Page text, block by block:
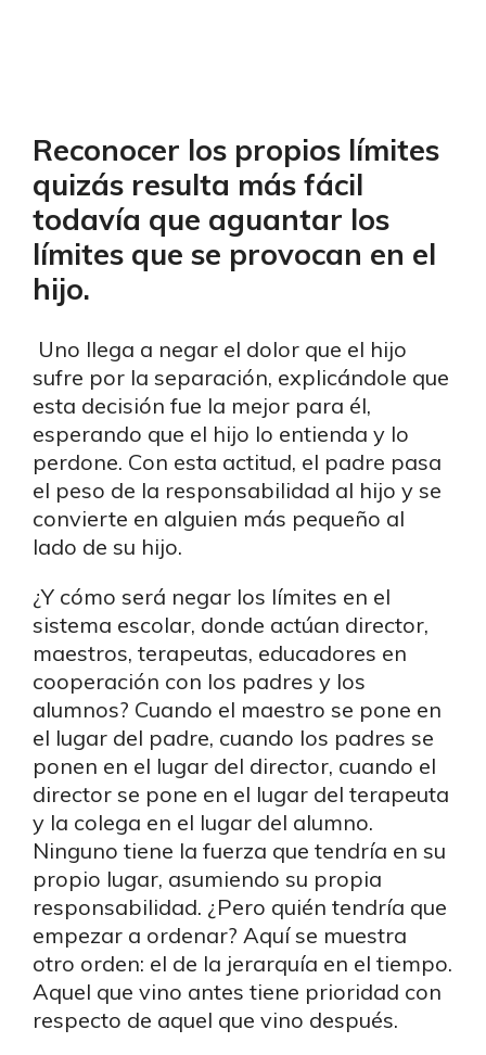
Reconocer los propios límites
quizás resulta más fácil
todavía que aguantar los
límites que se provocan en el
hijo.
Uno llega a negar el dolor que el hijo
sufre por la separación, explicándole que
esta decisión fue la mejor para él,
esperando que el hijo lo entienda y lo
perdone. Con esta actitud, el padre pasa
el peso de la responsabilidad al hijo y se
convierte en alguien más pequeño al
lado de su hijo.
¿Y cómo será negar los límites en el
sistema escolar, donde actúan director,
maestros, terapeutas, educadores en
cooperación con los padres y los
alumnos? Cuando el maestro se pone en
el lugar del padre, cuando los padres se
ponen en el lugar del director, cuando el
director se pone en el lugar del terapeuta
y la colega en el lugar del alumno.
Ninguno tiene la fuerza que tendría en su
propio lugar, asumiendo su propia
responsabilidad. ¿Pero quién tendría que
empezar a ordenar? Aquí se muestra
otro orden: el de la jerarquía en el tiempo.
Aquel que vino antes tiene prioridad con
respecto de aquel que vino después.